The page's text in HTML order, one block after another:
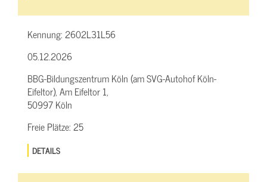
Kennung:2602L31L56
05.12.2026
BBG-Bildungszentrum Köln (am SVG-Autohof Köln-
Eifeltor), Am Eifeltor 1,
50997 Köln
Freie Plätze:25
DETAILS